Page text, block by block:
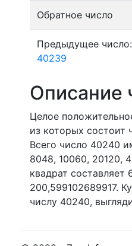
Обратное число
Предыдущее число:
40239
Описание
Целое
из которых состоит
Всего число 40240
8048, 10060, 20120,
квадрат
200,599102689917.
числу 40240,